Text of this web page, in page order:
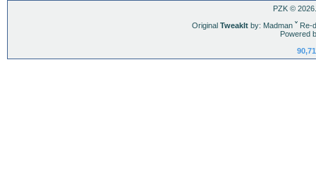
PZK ©
Original TweakItby: Madman ˇRe-
Powered